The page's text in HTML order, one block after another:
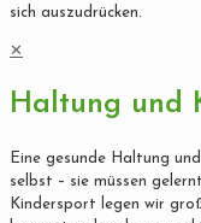
sich auszudrücken.
✕
Haltung und
Eine gesunde Haltung
selbst – sie müssen
Kindersport legen wir